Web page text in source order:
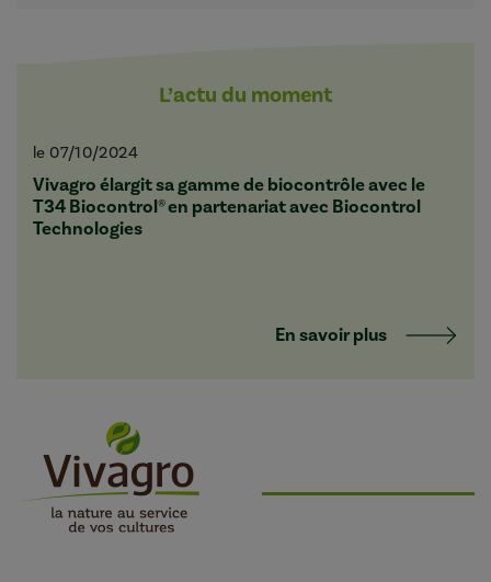
L’actu du moment
le 07/10/2024
Vivagro élargit sa gamme de biocontrôle avec le
T34 Biocontrol® en partenariat avec Biocontrol
Technologies
En savoir plus